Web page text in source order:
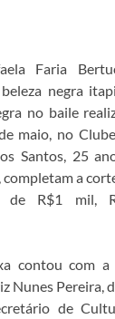
Faria
negra
no baile
maio, no
Santos, 25
a
R$1 mil,
contou com a
Nunes Pereira,
de